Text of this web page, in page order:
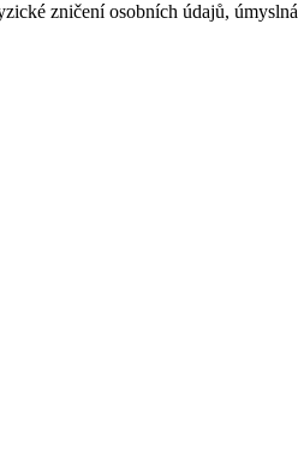
zničení osobních údajů,